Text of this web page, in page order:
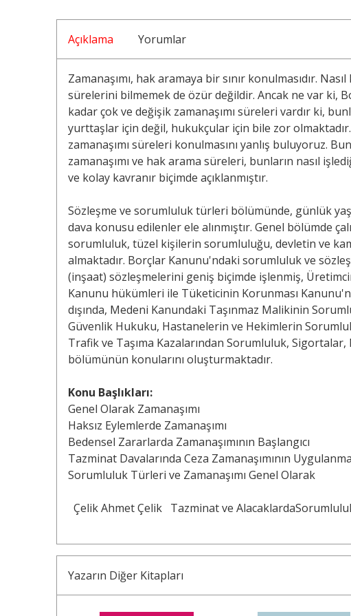
Açıklama Yorumlar
Zamanaşımı, hak aramaya bir sınır konulmasıdır.
sürelerini bilmemek de özür değildir. Ancak ne var ki,
kadar çok ve değişik zamanaşımı süreleri vardır ki,
yurttaşlar için değil, hukukçular için bile zor
zamanaşımı süreleri konulmasını yanlış buluyoruz.
zamanaşımı ve hak arama süreleri, bunların nasıl
ve kolay kavranır biçimde açıklanmıştır.
Sözleşme ve sorumluluk türleri bölümünde, günlük
dava konusu edilenler ele alınmıştır. Genel bölümde
sorumluluk, tüzel kişilerin sorumluluğu, devletin ve
almaktadır. Borçlar Kanunu'ndaki sorumluluk ve
(inşaat) sözleşmelerini geniş biçimde işlenmiş,
Kanunu hükümleri ile Tüketicinin Korunması
dışında, Medeni Kanundaki Taşınmaz Malikinin
Güvenlik Hukuku, Hastanelerin ve Hekimlerin
Trafik ve Taşıma Kazalarından Sorumluluk,
bölümünün konularını oluşturmaktadır.
Konu Başlıkları:
Genel Olarak Zamanaşımı
Haksız Eylemlerde Zamanaşımı
Bedensel Zararlarda Zamanaşımının Başlangıcı
Tazminat Davalarında Ceza Zamanaşımının
Sorumluluk Türleri ve Zamanaşımı Genel Olarak
Çelik Ahmet Çelik Tazminat ve
Yazarın Diğer Kitapları